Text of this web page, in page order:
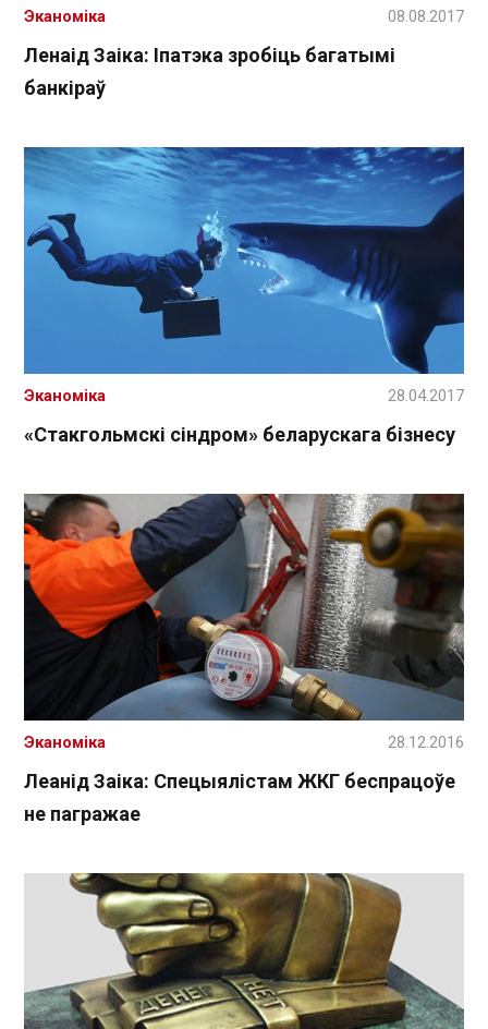
Ленаід Заіка: Іпатэка зробіць багатымі
банкіраў
Эканоміка 08.08.2017
«Стакгольмскі сіндром» беларускага бізнесу
Эканоміка 28.04.2017
Леанід Заіка: Cпецыялістам ЖКГ беспрацоўе
не пагражае
Эканоміка 28.12.2016